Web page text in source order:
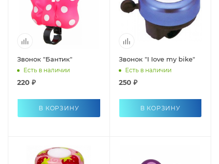
Звонок "Бантик"
Есть в наличии
220 ₽
В КОРЗИНУ
Звонок "I Iove my bike"
Есть в наличии
250 ₽
В КОРЗИНУ